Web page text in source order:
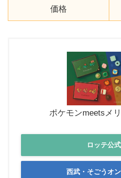
価格
ポケモンmeetsメ
ロッテ公
西武・そごうオ